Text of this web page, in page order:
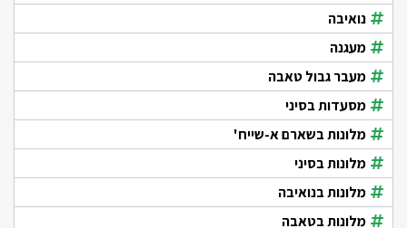
נואיבה
מעגנה
מעבר גבול טאבה
מסעדות בסיני
מלונות בשארם א-שייח'
מלונות בסיני
מלונות בנואיבה
מלונות בטאבה